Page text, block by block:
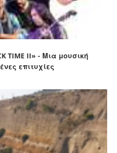
TIME II» - Μια μουσική
επιτυχίες